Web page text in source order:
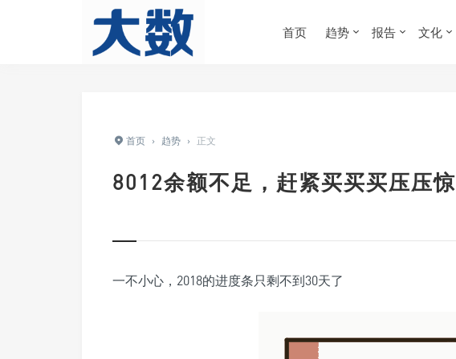
首页 趋势 报告 文化
首页 › 趋势 › 正文
8012余额不足，赶紧买买买压压惊
一不小心，2018的进度条只剩不到30天了